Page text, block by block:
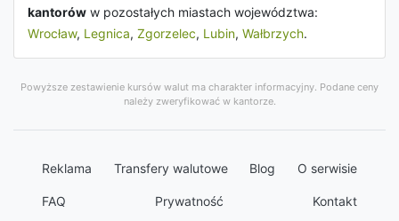
kantorów w pozostałych miastach województwa:
Wrocław, Legnica, Zgorzelec, Lubin, Wałbrzych.
Powyższe zestawienie kursów walut ma charakter informacyjny. Podane ceny
należy zweryfikować w kantorze.
Reklama Transfery walutowe Blog O serwisie
FAQ Prywatność Kontakt